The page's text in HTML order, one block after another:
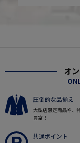
オ
圧倒的な品揃え
大型店限定商品や、
豊富！
共通ポイント